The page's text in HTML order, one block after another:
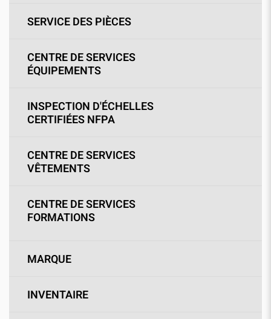
SERVICE DES PIÈCES
CENTRE DE SERVICES
ÉQUIPEMENTS
INSPECTION D'ÉCHELLES
CERTIFIÉES NFPA
CENTRE DE SERVICES
VÊTEMENTS
CENTRE DE SERVICES
FORMATIONS
MARQUE
INVENTAIRE